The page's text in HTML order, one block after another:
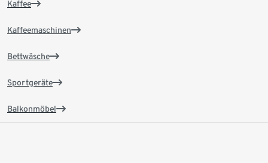
Kaffee
Kaffeemaschinen
Bettwäsche
Sportgeräte
Balkonmöbel